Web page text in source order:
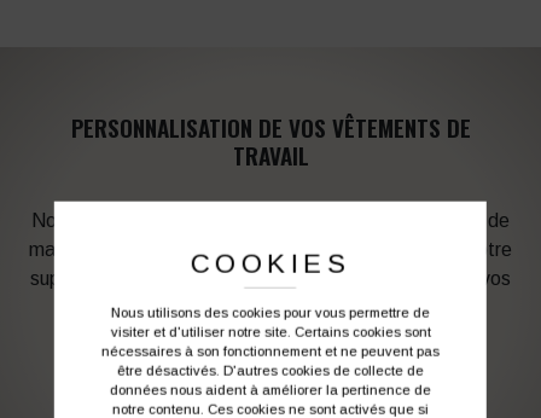
PERSONNALISATION DE VOS VÊTEMENTS DE
TRAVAIL
Notre graphiste connait les produits et les techniques de
marquage. Elle sera à votre service afin d’optimiser votre
support en fonction des contraintes techniques et de vos
besoins d’image. Profitez de son expérience !
Vous souhaitez avoir plus d’informations ?
COOKIES
Nous utilisons des cookies pour vous permettre de
visiter et d'utiliser notre site. Certains cookies sont
nécessaires à son fonctionnement et ne peuvent pas
être désactivés. D'autres cookies de collecte de
données nous aident à améliorer la pertinence de
notre contenu. Ces cookies ne sont activés que si